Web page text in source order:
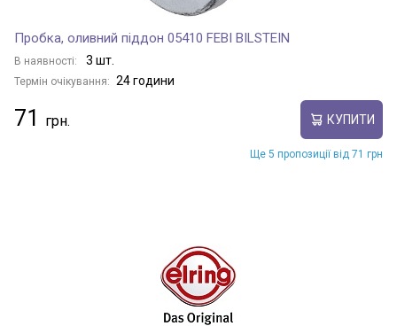
Пробка, оливний піддон 05410 FEBI BILSTEIN
В наявності: 3 шт.
Термін очікування: 24 години
71 КУПИТИ
Ще 5 пропозиції від 71 грн